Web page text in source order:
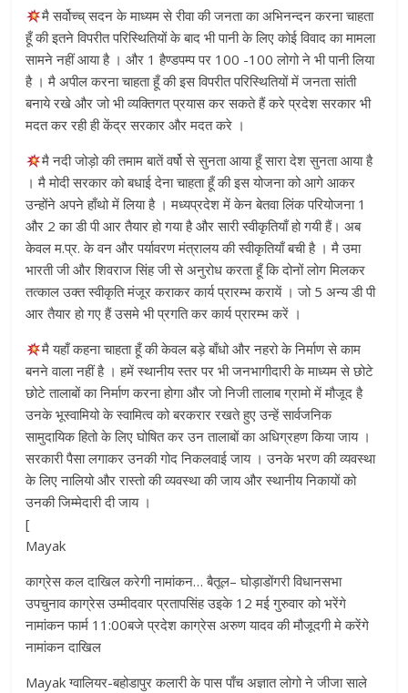
मै सर्वोच्च् सदन के माध्यम से रीवा की जनता का अभिनन्दन करना चाहता
हूँ की इतने विपरीत परिस्थितियों के बाद भी पानी के लिए कोई विवाद का मामला
सामने नहीं आया है । और 1 हैण्डपम्प पर 100 -100 लोगो ने भी पानी लिया
है । मै अपील करना चाहता हूँ की इस विपरीत परिस्थितियों में जनता सांती
बनाये रखे और जो भी व्यक्तिगत प्रयास कर सकते हैं करे प्रदेश सरकार भी
मदत कर रही ही केंद्र सरकार और मदत करे ।
मै नदी जोड़ो की तमाम बातें वर्षो से सुनता आया हूँ सारा देश सुनता आया है
। मै मोदी सरकार को बधाई देना चाहता हूँ की इस योजना को आगे आकर
उन्होंने अपने हाँथो में लिया है । मध्यप्रदेश में केन बेतवा लिंक परियोजना 1
और 2 का डी पी आर तैयार हो गया है और सारी स्वीकृतियाँ हो गयी हैं। अब
केवल म.प्र. के वन और पर्यावरण मंत्रालय की स्वीकृतियाँ बची है । मै उमा
भारती जी और शिवराज सिंह जी से अनुरोध करता हूँ कि दोनों लोग मिलकर
तत्काल उक्त स्वीकृति मंजूर कराकर कार्य प्रारम्भ करायें । जो 5 अन्य डी पी
आर तैयार हो गए हैं उसमे भी प्रगति कर कार्य प्रारम्भ करें ।
मै यहाँ कहना चाहता हूँ की केवल बड़े बाँधो और नहरो के निर्माण से काम
बनने वाला नहीं है । हमें स्थानीय स्तर पर भी जनभागीदारी के माध्यम से छोटे
छोटे तालाबों का निर्माण करना होगा और जो निजी तालाब ग्रामो में मौजूद है
उनके भूस्वामियो के स्वामित्व को बरकरार रखते हुए उन्हें सार्वजनिक
सामुदायिक हितो के लिए घोषित कर उन तालाबों का अधिग्रहण किया जाय ।
सरकारी पैसा लगाकर उनकी गोद निकलवाई जाय । उनके भरण की व्यवस्था
के लिए नालियो और रास्तो की व्यवस्था की जाय और स्थानीय निकायों को
उनकी जिम्मेदारी दी जाय ।
[
Mayak
काग्रेस कल दाखिल करेगी नामांकन… बैतूल– घोड़ाडोंगरी विधानसभा
उपचुनाव काग्रेस उम्मीदवार प्रतापसिंह उइके 12 मई गुरुवार को भरेंगे
नामांकन फार्म 11:00बजे प्रदेश काग्रेस अरुण यादव की मौजूदगी मे करेंगे
नामांकन दाखिल
Mayak ग्वालियर-बहोडापुर कलारी के पास पाँच अज्ञात लोगो ने जीजा साले